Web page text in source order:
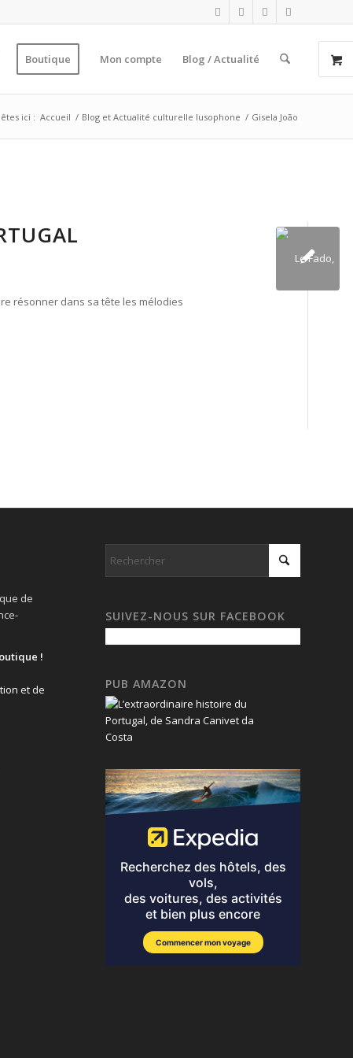
Boutique Mon compte Blog / Actualité
ici : Accueil / Blog et Actualité culturelle lusophone / Gisela João
résonner dans sa tête les mélodies
de
!
SUIVEZ-NOUS SUR FACEBOOK
PUB AMAZON